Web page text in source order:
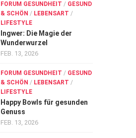
FORUM GESUNDHEIT / GESUND
& SCHÖN / LEBENSART /
LIFESTYLE
Ingwer: Die Magie der
Wunderwurzel
FEB. 13, 2026
FORUM GESUNDHEIT / GESUND
& SCHÖN / LEBENSART /
LIFESTYLE
Happy Bowls für gesunden
Genuss
FEB. 13, 2026